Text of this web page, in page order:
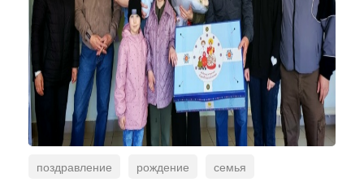
поздравление рождение
семья